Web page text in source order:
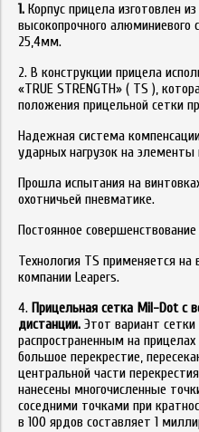
1. Корпус прицела изготовлен
высокопрочного
25,4мм.
2. В конструкции прицела
«TRUE STRENGTH» ( TS ),
положения прицельной сетки
Надежная система
ударных нагрузок на элементы
Прошла испытания на
охотничьей пневматике.
Постоянное
Технология TS применяется на
компании Leapers.
4. Прицельная сетка Mil-Dot с
дистанции. Этот вариант
распространенным на
большое перекрестие,
центральной части
нанесены многочисленные
соседними точками при
в 100 ярдов составляет 1